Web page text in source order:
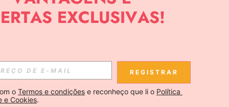
SOBRE SHEIN.
REGISTRAR
o Termos e condições e reconheço que li o Política
e Cookies.